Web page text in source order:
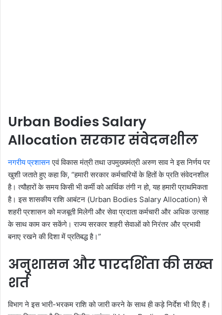
Urban Bodies Salary
Allocation सरकार संवेदनशील
नगरीय प्रशासनएवं विकास मंत्री तथा उपमुख्यमंत्री अरुण साव ने इस निर्णय पर
खुशी जताते हुए कहा कि, “हमारी सरकार कर्मचारियों के हितों के प्रति संवेदनशील
है। त्यौहारों के समय किसी भी कर्मी को आर्थिक तंगी न हो, यह हमारी प्राथमिकता
है। इस शासकीय राशि आबंटन (Urban Bodies Salary Allocation) से
शहरी प्रशासन को मजबूती मिलेगी और सेवा प्रदाता कर्मचारी और अधिक उत्साह
के साथ काम कर सकेंगे। राज्य सरकार शहरी सेवाओं को निरंतर और प्रभावी
बनाए रखने की दिशा में प्रतिबद्ध है।”
अनुशासन और पारदर्शिता की सख्त
शर्त
विभाग ने इस भारी-भरकम राशि को जारी करने के साथ ही कड़े निर्देश भी दिए हैं।